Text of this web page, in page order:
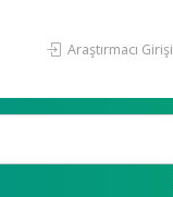
Araştırmacı Girişi